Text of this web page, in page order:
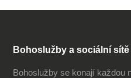
Bohoslužby a sociální sítě
Bohoslužby se konají každou